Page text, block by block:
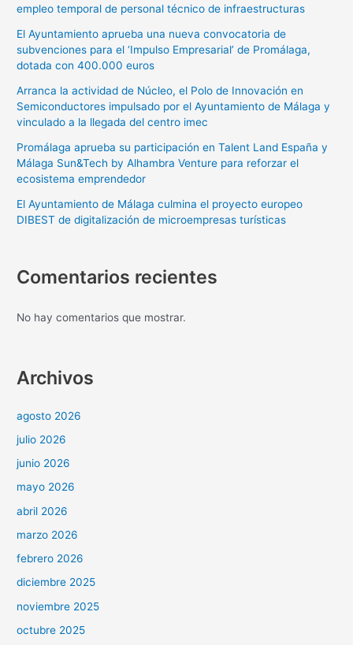
empleo temporal de personal técnico de infraestructuras
El Ayuntamiento aprueba una nueva convocatoria de
subvenciones para el ‘Impulso Empresarial’ de Promálaga,
dotada con 400.000 euros
Arranca la actividad de Núcleo, el Polo de Innovación en
Semiconductores impulsado por el Ayuntamiento de Málaga y
vinculado a la llegada del centro imec
Promálaga aprueba su participación en Talent Land España y
Málaga Sun&Tech by Alhambra Venture para reforzar el
ecosistema emprendedor
El Ayuntamiento de Málaga culmina el proyecto europeo
DIBEST de digitalización de microempresas turísticas
Comentarios recientes
No hay comentarios que mostrar.
Archivos
agosto 2026
julio 2026
junio 2026
mayo 2026
abril 2026
marzo 2026
febrero 2026
diciembre 2025
noviembre 2025
octubre 2025